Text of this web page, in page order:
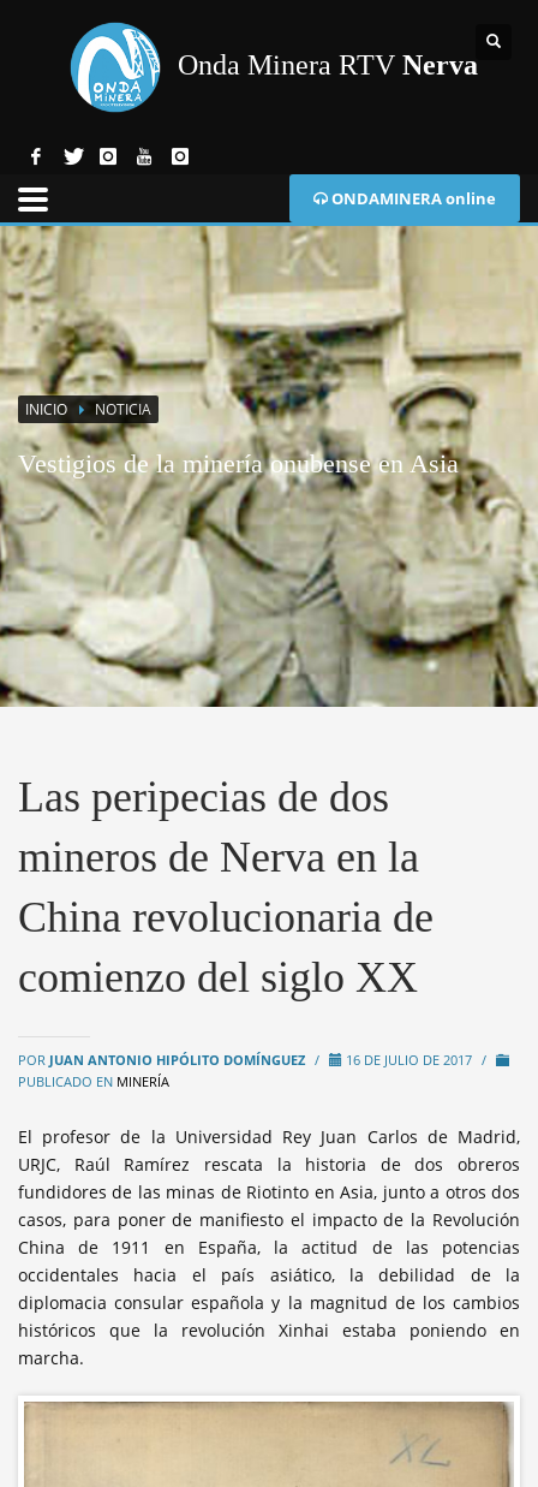
Onda Minera RTV Nerva
ONDAMINERA online
INICIO NOTICIA
Vestigios de la minería onubense en Asia
Las peripecias de dos
mineros de Nerva en la
China revolucionaria de
comienzo del siglo XX
POR JUAN ANTONIO HIPÓLITO DOMÍNGUEZ / 16 DE JULIO DE 2017 /
PUBLICADO EN MINERÍA
El profesor de la Universidad Rey Juan Carlos de Madrid,
URJC, Raúl Ramírez rescata la historia de dos obreros
fundidores de las minas de Riotinto en Asia, junto a otros dos
casos, para poner de manifiesto el impacto de la Revolución
China de 1911 en España, la actitud de las potencias
occidentales hacia el país asiático, la debilidad de la
diplomacia consular española y la magnitud de los cambios
históricos que la revolución Xinhai estaba poniendo en
marcha.